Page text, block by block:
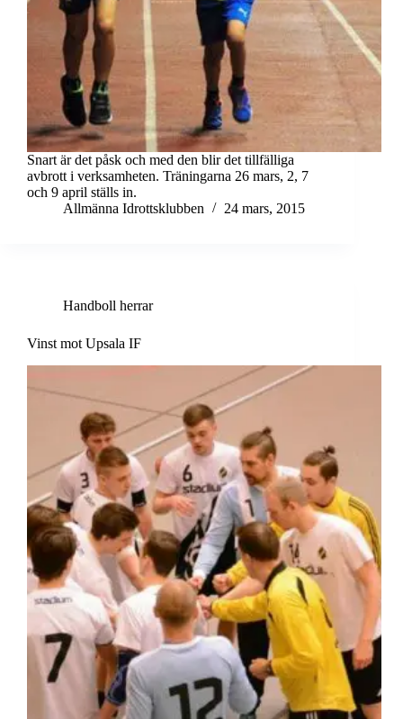
Snart är det påsk och med den blir det tillfälliga
avbrott i verksamheten. Träningarna 26 mars, 2, 7
och 9 april ställs in.
Allmänna Idrottsklubben
24 mars, 2015
Handboll herrar
Vinst mot Upsala IF